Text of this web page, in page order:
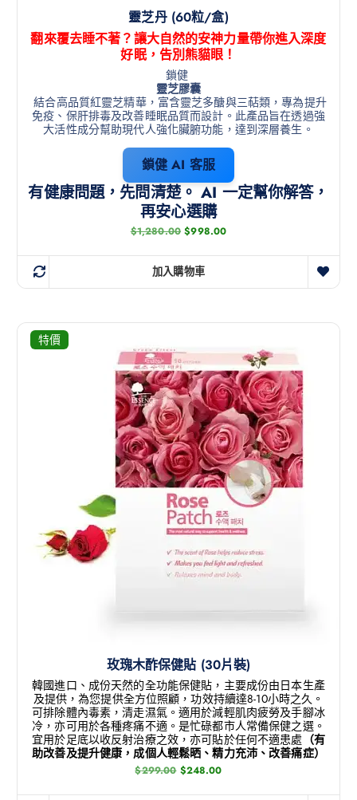
靈芝丹 (60粒/盒)
翻來覆去睡不著？讓大自然的安神力量帶你進入深度
好眠，告別熊貓眼！
鎖健
靈芝膠囊
結合高品質紅靈芝精華，富含靈芝多醣與三萜類，專為提升
免疫、保肝排毒及改善睡眠品質而設計 。此產品旨在透過強
大活性成分幫助現代人強化臟腑功能，達到深層養生。
鎖健 AI 客服
有健康問題，先問清楚。 AI 一定幫你解答，
再安心選購
$1,280.00 $998.00
加入購物車
特價
玫瑰木酢保健貼 (30片裝)
韓國進口、成份天然的全功能保健貼，主要成份由日本生產
及提供，為您提供全方位照顧，功效持續達8-10小時之久。
可排除體內毒素，清走濕氣。適用於減輕肌肉疲勞及手腳冰
冷，亦可用於各種疼痛不適。是忙碌都市人常備保健之選。
宜用於足底以收反射治療之效，亦可貼於任何不適患處 （有
助改善及提升健康，成個人輕鬆晒、精力充沛、改善痛症）
$299.00 $248.00